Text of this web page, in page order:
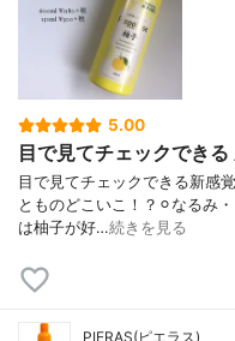
5.00
目で見てチェックでき
目で見てチェックできる新感
とものどこいこ！？⚪︎なるみ
は柚子が好…続きを見る
PIERAS(ピエラス)